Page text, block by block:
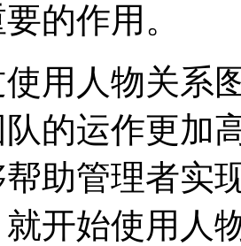
的作用。
用人物关系
的运作更加
助管理者实
就开始使用人